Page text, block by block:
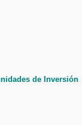
de Inversión